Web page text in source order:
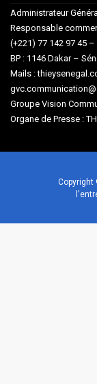
Administrateur
Responsable
(+221) 77 142 97 45 –
BP : 1146 Dakar –
Mails :
Groupe Vision
Organe de Presse :
Copyright